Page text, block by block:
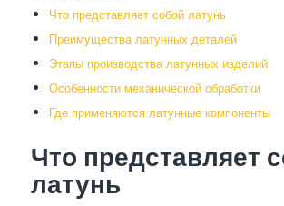
Что представляет собой латунь
Преимущества латунных деталей
Этапы производства латунных изделий
Особенности механической обработки
Где применяются латунные компоненты
Что представляет
латунь